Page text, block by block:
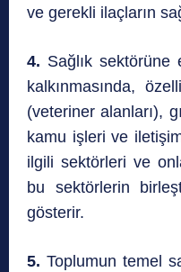
ve gerekli ilaçların
4. Sağlık
kalkınmasında,
(veteriner alanları),
kamu işleri ve
ilgili sektörleri ve
bu sektörlerin
gösterir.
5. Toplumun temel